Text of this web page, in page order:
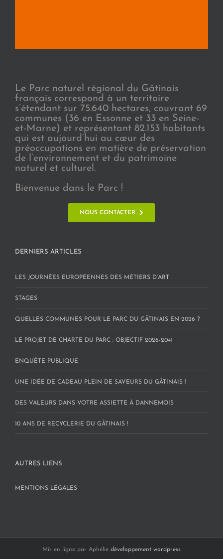
Le Parc naturel régional du Gâtinais
français correspond à un territoire
s’étendant sur 75.640 hectares, couvrant 69
communes (36 en Essonne et 33 en Seine-
et-Marne) et représentant 82.153 habitants
qui est aujourd’hui au cœur des
préoccupations en matière de préservation
de l’environnement et du patrimoine
naturel et culturel.
Bienvenue dans le Parc !
NOUS CONTACTER
DERNIERS ARTICLES
LES JOURNÉES EUROPÉENNES DES MÉTIERS D’ART
STAGES
QUELLES COMMUNES POUR LE PARC DU GÂTINAIS EN 2026 ?
LE PROJET DE CHARTE DU PARC : OBJECTIF 2026-2041
ENQUÊTE PUBLIQUE
UNE IDÉE DE CADEAU PLEIN DE SAVEURS DU GÂTINAIS !
DES VALEURS DANS VOTRE ASSIETTE À DANNEMOIS
10 ANS DE RECYCLERIE DU GÂTINAIS !
AUTRES LIENS
MENTIONS LÉGALES
Mis en ligne par Aphélie développement wordpress